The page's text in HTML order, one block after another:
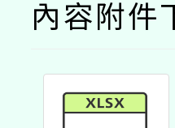
內容附件